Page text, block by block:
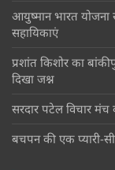
आयुष्मान भारत योजना
सहायिकाएं
प्रशांत किशोर का
दिखा जश्न
सरदार पटेल विचार
बचपन की एक प्यारी-